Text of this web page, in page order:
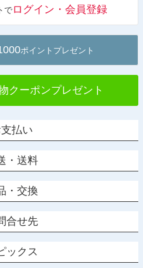
へ
でログイン・会員登録
ポイントプレゼント
クーポンプレゼント
払い
・送料
・交換
合せ先
ックス